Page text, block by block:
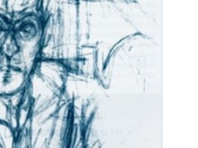
la parole libre de